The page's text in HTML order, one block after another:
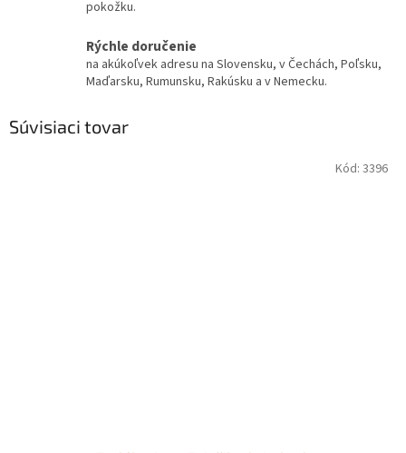
pokožku.
Rýchle doručenie
na akúkoľvek adresu na Slovensku, v Čechách, Poľsku,
Maďarsku, Rumunsku, Rakúsku a v Nemecku.
Súvisiaci tovar
Kód: 3396